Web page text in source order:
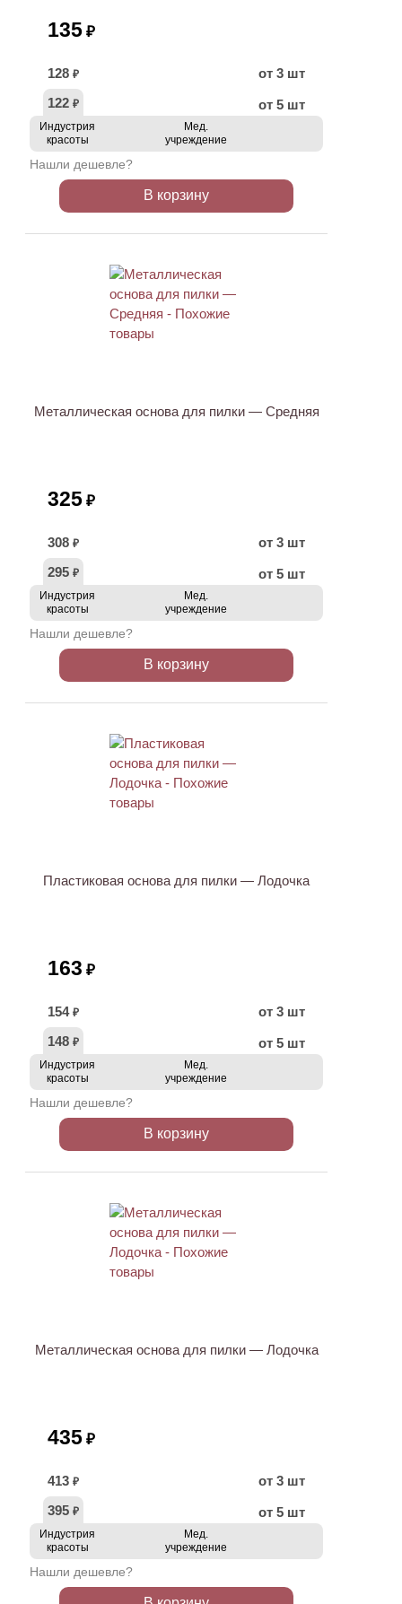
135 ₽
128 ₽
от 3 шт
122 ₽ от 5 шт
Индустрия
красоты
Мед.
учреждение
Нашли дешевле?
В корзину
Металлическая основа для пилки — Средняя
325 ₽
308 ₽
от 3 шт
295 ₽ от 5 шт
Индустрия
красоты
Мед.
учреждение
Нашли дешевле?
В корзину
Пластиковая основа для пилки — Лодочка
163 ₽
154 ₽
от 3 шт
148 ₽ от 5 шт
Индустрия
красоты
Мед.
учреждение
Нашли дешевле?
В корзину
Металлическая основа для пилки — Лодочка
435 ₽
413 ₽
от 3 шт
395 ₽ от 5 шт
Индустрия
красоты
Мед.
учреждение
Нашли дешевле?